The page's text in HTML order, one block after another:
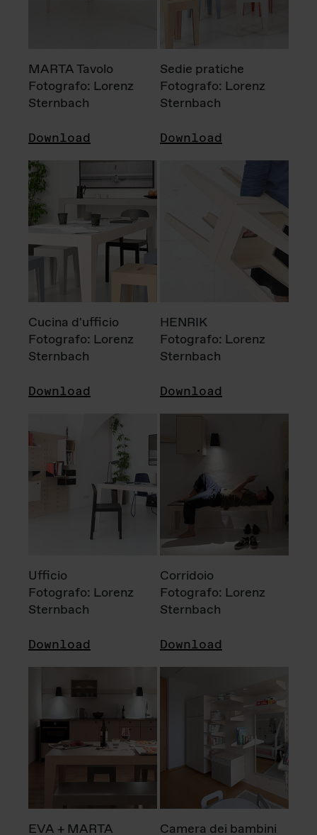
MARTA Tavolo
Fotografo: Lorenz
Sternbach
Download
Sedie pratiche
Fotografo: Lorenz
Sternbach
Download
Cucina d'ufficio
Fotografo: Lorenz
Sternbach
Download
HENRIK
Fotografo: Lorenz
Sternbach
Download
Ufficio
Fotografo: Lorenz
Sternbach
Download
Corridoio
Fotografo: Lorenz
Sternbach
Download
EVA + MARTA
Camera dei bambini